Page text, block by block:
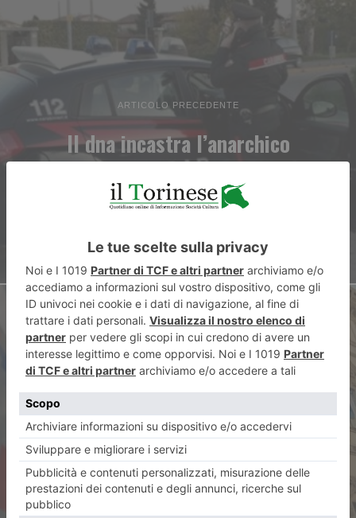
ARTICOLO PRECEDENTE
Il dna incastra l’anarchico
della bomba alle Poste
ARTICOLO SUCCESSIVO
Autonomia regionale, Pd:
“Cirio stralci il tema scuola”